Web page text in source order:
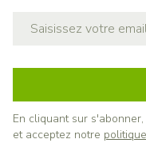
En cliquant sur
et acceptez notre